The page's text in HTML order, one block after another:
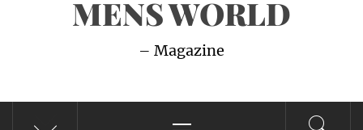
MENS WORLD
– Magazine